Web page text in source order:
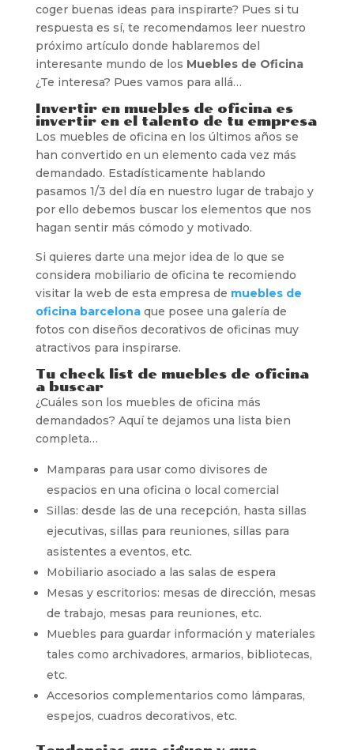
coger buenas ideas para inspirarte? Pues si tu
respuesta es sí, te recomendamos leer nuestro
próximo artículo donde hablaremos del
interesante mundo de los Muebles de Oficina
¿Te interesa? Pues vamos para allá…
Invertir en muebles de oficina es
invertir en el talento de tu empresa
Los muebles de oficina en los últimos años se
han convertido en un elemento cada vez más
demandado. Estadísticamente hablando
pasamos 1/3 del día en nuestro lugar de trabajo y
por ello debemos buscar los elementos que nos
hagan sentir más cómodo y motivado.
Si quieres darte una mejor idea de lo que se
considera mobiliario de oficina te recomiendo
visitar la web de esta empresa de muebles de
oficina barcelonaque posee una galería de
fotos con diseños decorativos de oficinas muy
atractivos para inspirarse.
Tu check list de muebles de oficina
a buscar
¿Cuáles son los muebles de oficina más
demandados? Aquí te dejamos una lista bien
completa…
Mamparas para usar como divisores de
espacios en una oficina o local comercial
Sillas: desde las de una recepción, hasta sillas
ejecutivas, sillas para reuniones, sillas para
asistentes a eventos, etc.
Mobiliario asociado a las salas de espera
Mesas y escritorios: mesas de dirección, mesas
de trabajo, mesas para reuniones, etc.
Muebles para guardar información y materiales
tales como archivadores, armarios, bibliotecas,
etc.
Accesorios complementarios como lámparas,
espejos, cuadros decorativos, etc.